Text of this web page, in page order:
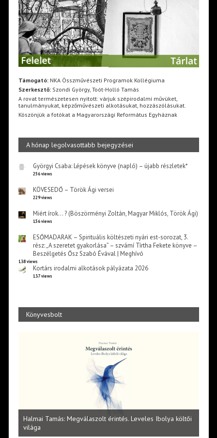
Támogató:NKA Összművészeti Programok Kollégiuma
Szerkesztő:Szondi György, Toót-Holló Tamás
A rovat természetesen nyitott: várjuk szépirodalmi művüket,
tanulmányukat, képzőművészeti alkotásukat, hozzászólásukat.
Köszönjük a fotókat a Magyarországi Református Egyháznak
A hónap legolvasottabb bejegyzései
Györgyi Csaba: Lépések könyve (napló) – újabb részletek*
256 views
KÖVESEDŐ – Török Ági versei
229 views
Miért írok… ? (Böszörményi Zoltán, Magyar Miklós, Török Ági)
156 views
ESŐMADARAK – Spirituális költészeti nyári est-sorozat, 3.
rész: „A szeretet gyakorlása” – szvámí Tírtha Fekete könyve –
Beszélgetés Ősz Szabó Évával | Meghívó
138 views
Kortárs irodalmi alkotások pályázata 2026
137 views
Könyvesbolt
Halmai Tamás: Megválaszolt érintés. Leveles Ibolya költői
világa